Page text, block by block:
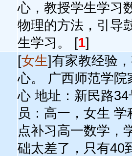
心，教授学生学习
物理的方法，引导
生学习。 [1]
[女生]有家教经验
心。 广西师范学院
心 地址：新民路34
员：高一，女生 学
点补习高一数学，
础太差了，只有40